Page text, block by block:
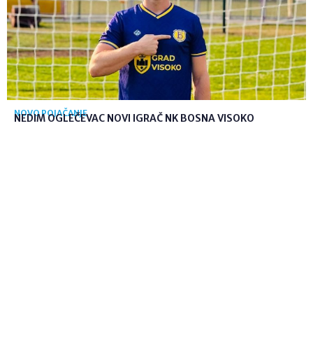
NOVO POJAČANJE
NEDIM OGLEČEVAC NOVI IGRAČ NK BOSNA VISOKO